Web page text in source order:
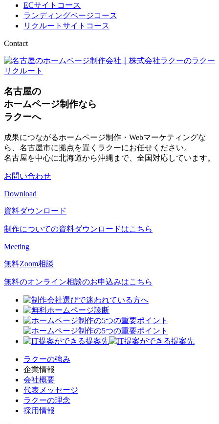
ECサイトコース
ランディングページコース
リクルートサイトコース
Contact
名古屋の
ホームページ制作なら
ラクーへ
成果につながるホームページ制作・Webマーケティングな
ら、名古屋市に拠点を置くラクーにお任せください。
名古屋を中心に北海道から沖縄まで、全国対応しています。
お問い合わせ
Download
資料ダウンロード
制作についての資料ダウンロードはこちら
Meeting
無料Zoom相談
無料のオンライン相談のお申込みはこちら
ラクーの強み
企業情報
会社概要
代表メッセージ
ラクーの理念
採用情報